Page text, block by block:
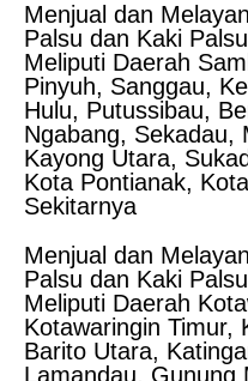
Menjual dan
Palsu dan Kaki
Meliputi Daerah
Pinyuh, Sanggau,
Hulu, Putussibau,
Ngabang, Sekadau,
Kayong Utara,
Kota Pontianak,
Sekitarnya
Menjual dan
Palsu dan Kaki
Meliputi Daerah
Kotawaringin Timur,
Barito Utara,
Lamandau, Gunung